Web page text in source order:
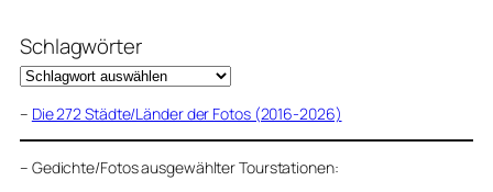
Schlagwörter
– Die 272 Städte/Länder der Fotos (2016-2026)
– Gedichte/Fotos ausgewählter Tourstationen: